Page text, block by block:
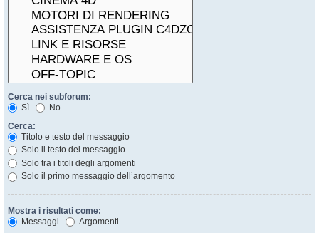
Cerca nei subforum:
Sì
No
Cerca:
Titolo e testo del messaggio
Solo il testo del messaggio
Solo tra i titoli degli argomenti
Solo il primo messaggio dell’argomento
Mostra i risultati come:
Messaggi
Argomenti